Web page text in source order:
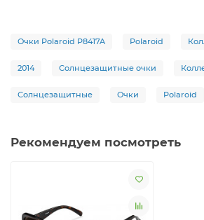
Очки Polaroid P8417A Polaroid
2014 Солнцезащитные очки
Солнцезащитные Очки Polaroid
Рекомендуем посмотреть